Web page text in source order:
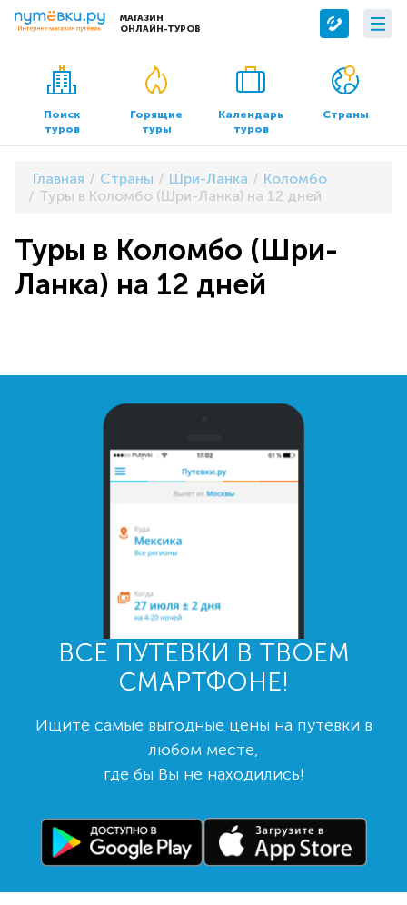
МАГАЗИН
ОНЛАЙН-ТУРОВ
Сервисы
Бронирование отелей
Трансфер
О компании
О нас
Контакты
Документы и реквизиты
Поиск
туров
Горящие
туры
Календарь
туров
Страны
Главная Страны Шри-Ланка
Коломбо
Туры в Коломбо (Шри-Ланка) на 12 дней
Туры в Коломбо (Шри-
Ланка) на 12 дней
ВСЕ ПУТЕВКИ В ТВОЕМ
СМАРТФОНЕ!
Ищите самые выгодные цены на путевки в
любом месте,
где бы Вы не находились!